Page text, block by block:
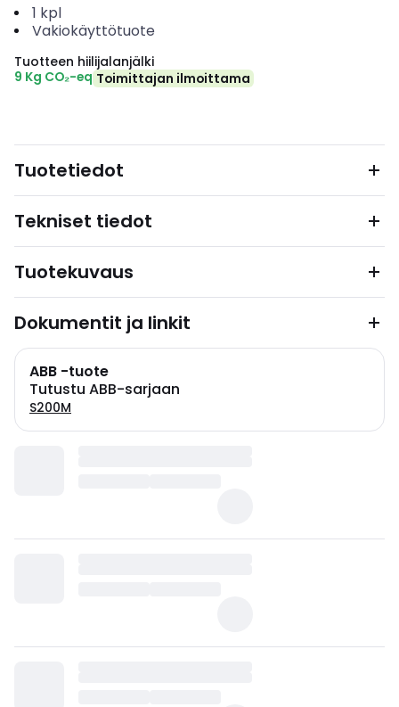
1 kpl
Vakiokäyttötuote
Tuotteen hiilijalanjälki
9 Kg CO₂-eq Toimittajan ilmoittama
Tuotetiedot
Tekniset tiedot
Tuotekuvaus
Dokumentit ja linkit
ABB -tuote
Tutustu ABB-sarjaan
S200M